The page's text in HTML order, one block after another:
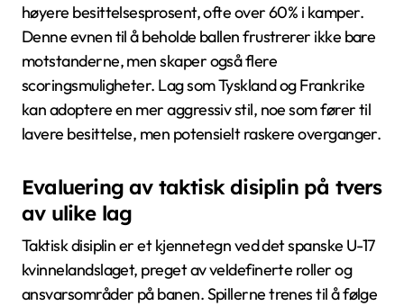
høyere besittelsesprosent, ofte over 60% i kamper.
Denne evnen til å beholde ballen frustrerer ikke bare
motstanderne, men skaper også flere
scoringsmuligheter. Lag som Tyskland og Frankrike
kan adoptere en mer aggressiv stil, noe som fører til
lavere besittelse, men potensielt raskere overganger.
Evaluering av taktisk disiplin på tvers
av ulike lag
Taktisk disiplin er et kjennetegn ved det spanske U-17
kvinnelandslaget, preget av veldefinerte roller og
ansvarsområder på banen. Spillerne trenes til å følge